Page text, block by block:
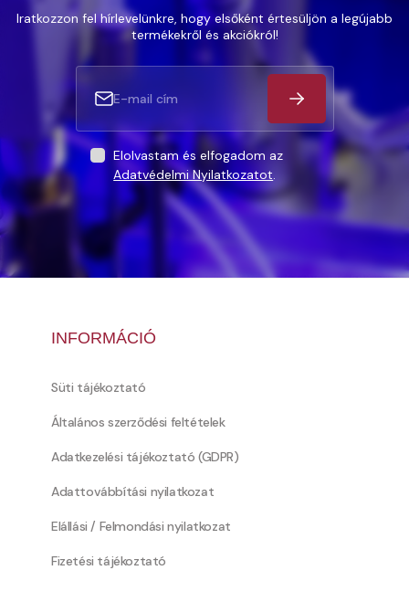
Iratkozzon fel hírlevelünkre, hogy elsőként értesüljön a legújabb
termékekről és akciókról!
Elolvastam és elfogadom az
Adatvédelmi Nyilatkozatot.
INFORMÁCIÓ
Süti tájékoztató
Általános szerződési feltételek
Adatkezelési tájékoztató (GDPR)
Adattovábbítási nyilatkozat
Elállási / Felmondási nyilatkozat
Fizetési tájékoztató